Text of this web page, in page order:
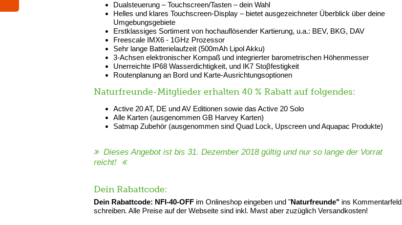
Dualsteuerung – Touchscreen/Tasten – dein Wahl
Helles und klares Touchscreen-Display – bietet ausgezeichneter Überblick über deine
Umgebungsgebiete
Erstklassiges Sortiment von hochauflösender Kartierung, u.a.: BEV, BKG, DAV
Freescale IMX6 - 1GHz Prozessor
Sehr lange Batterielaufzeit (500mAh Lipol Akku)
3-Achsen elektronischer Kompaß und integrierter barometrischen Höhenmesser
Unerreichte IP68 Wasserdichtigkeit, und IK7 Stoβfestigkeit
Routenplanung an Bord und Karte-Ausrichtungsoptionen
Naturfreunde-Mitglieder erhalten 40 % Rabatt auf folgendes:
Active 20 AT, DE und AV Editionen sowie das Active 20 Solo
Alle Karten (ausgenommen GB Harvey Karten)
Satmap Zubehör (ausgenommen sind Quad Lock, Upscreen und Aquapac Produkte)
Dieses Angebot ist bis 31. Dezember 2018 gültig und nur so lange der Vorrat
reicht!
Dein Rabattcode:
Dein Rabattcode: NFI-40-OFF im Onlineshop eingeben und "Naturfreunde" ins Kommentarfeld
schreiben. Alle Preise auf der Webseite sind inkl. Mwst aber zuzüglich Versandkosten!